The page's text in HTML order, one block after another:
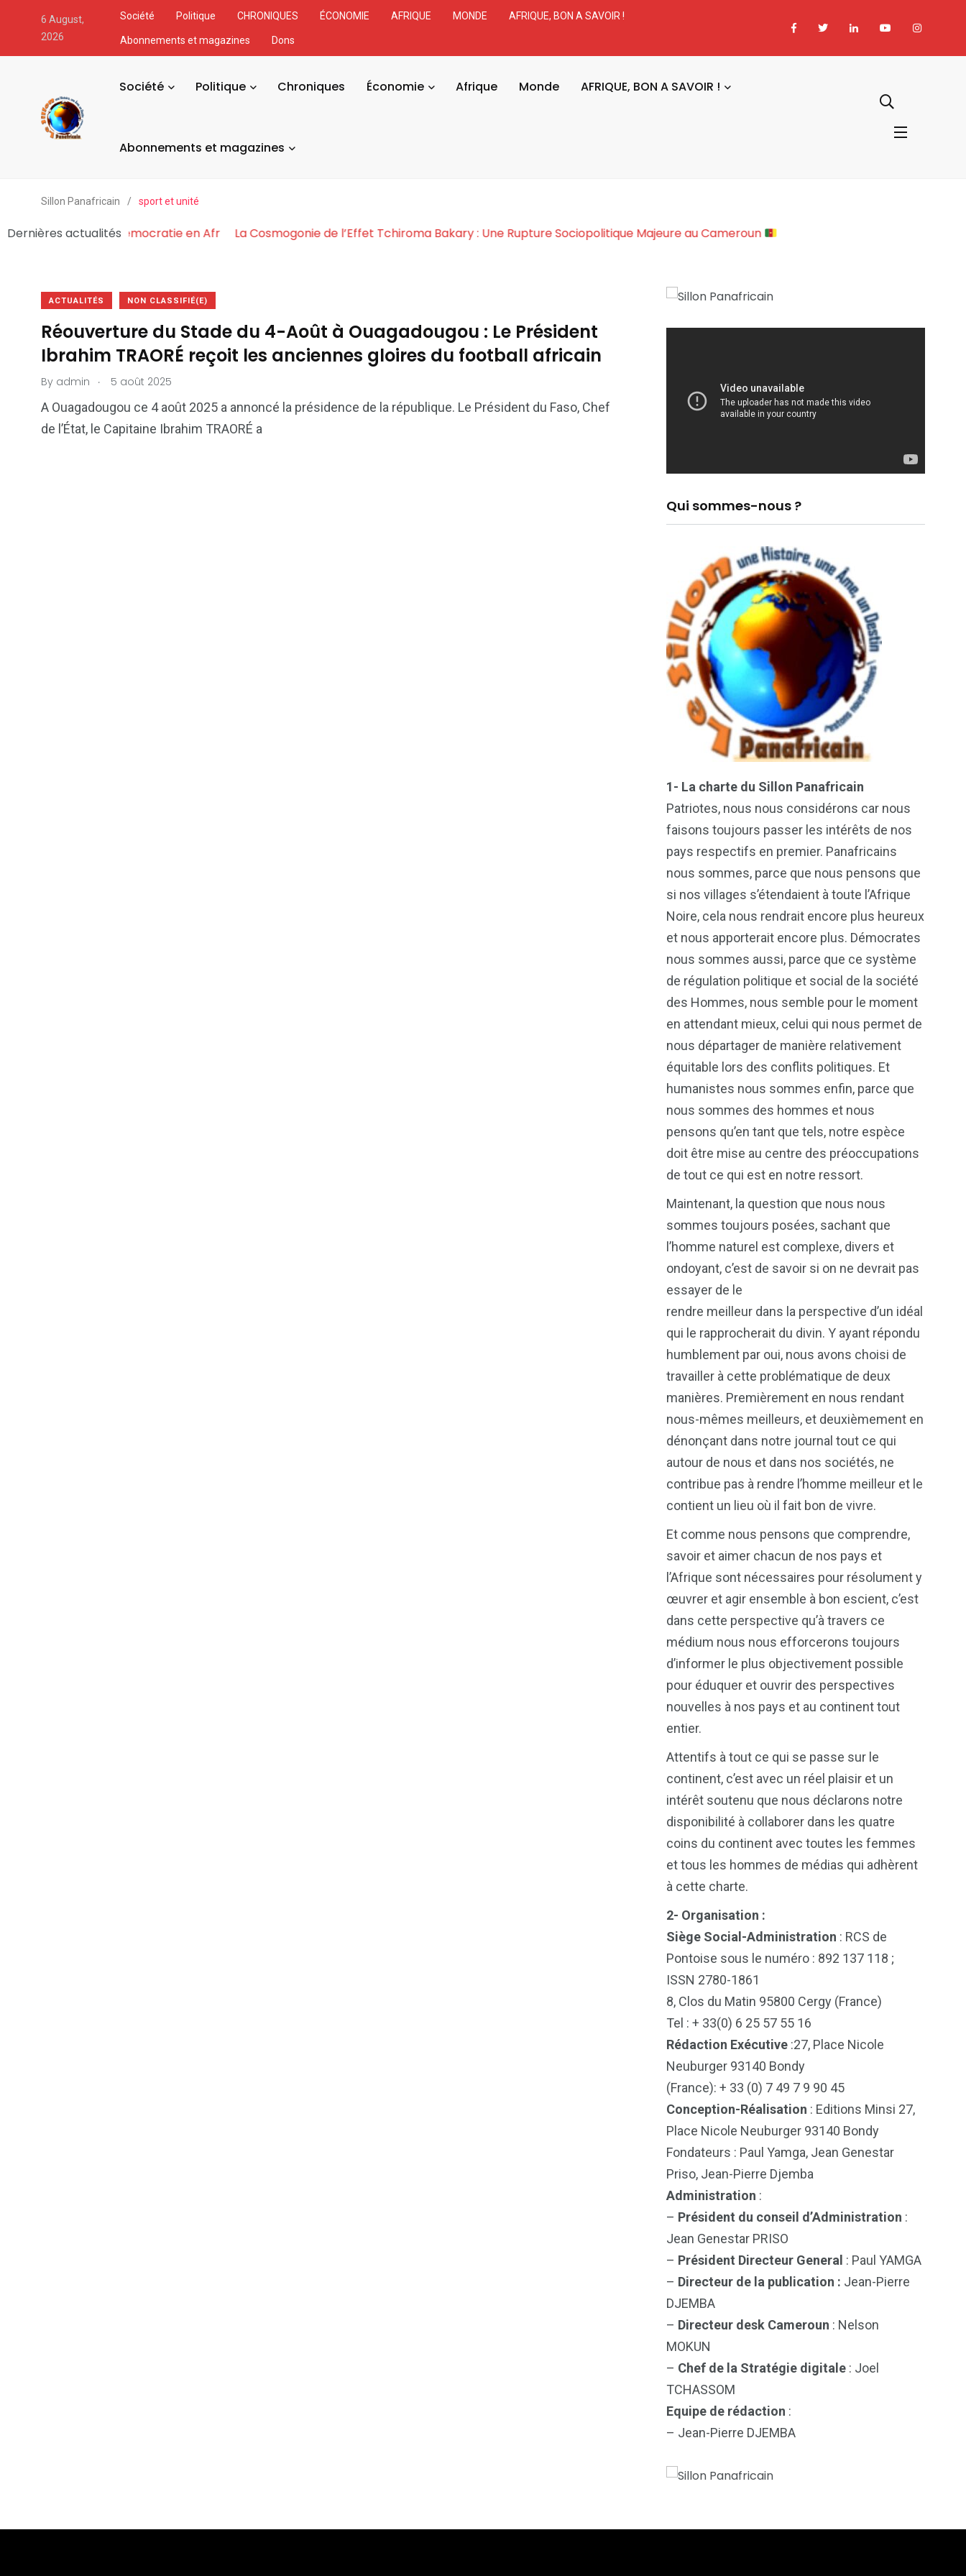
6 August,
2026
Société Politique CHRONIQUES ÉCONOMIE AFRIQUE MONDE AFRIQUE, BON A SAVOIR !
Abonnements et magazines Dons
Société Politique Chroniques Économie Afrique Monde AFRIQUE, BON A SAVOIR !
Abonnements et magazines
Sillon Panafricain / sport et unité
Dernières actualités
Pouvoir Fabrique et Asphyxie la Démocratie en Afr La Cosmogonie de l’Effet Tchiroma Bakary : Une Rupture Sociopolitique Majeure au Cameroun
ACTUALITÉS NON CLASSIFIÉ(E)
Réouverture du Stade du 4-Août à Ouagadougou : Le Président
Ibrahim TRAORÉ reçoit les anciennes gloires du football africain
By admin . 5 août 2025
A Ouagadougou ce 4 août 2025 a annoncé la présidence de la république. Le Président du Faso, Chef
de l’État, le Capitaine Ibrahim TRAORÉ a
Qui sommes-nous ?
1- La charte du Sillon Panafricain
Patriotes, nous nous considérons car nous
faisons toujours passer les intérêts de nos
pays respectifs en premier. Panafricains
nous sommes, parce que nous pensons que
si nos villages s’étendaient à toute l’Afrique
Noire, cela nous rendrait encore plus heureux
et nous apporterait encore plus. Démocrates
nous sommes aussi, parce que ce système
de régulation politique et social de la société
des Hommes, nous semble pour le moment
en attendant mieux, celui qui nous permet de
nous départager de manière relativement
équitable lors des conflits politiques. Et
humanistes nous sommes enfin, parce que
nous sommes des hommes et nous
pensons qu’en tant que tels, notre espèce
doit être mise au centre des préoccupations
de tout ce qui est en notre ressort.
Maintenant, la question que nous nous
sommes toujours posées, sachant que
l’homme naturel est complexe, divers et
ondoyant, c’est de savoir si on ne devrait pas
essayer de le
rendre meilleur dans la perspective d’un idéal
qui le rapprocherait du divin. Y ayant répondu
humblement par oui, nous avons choisi de
travailler à cette problématique de deux
manières. Premièrement en nous rendant
nous-mêmes meilleurs, et deuxièmement en
dénonçant dans notre journal tout ce qui
autour de nous et dans nos sociétés, ne
contribue pas à rendre l’homme meilleur et le
contient un lieu où il fait bon de vivre.
Et comme nous pensons que comprendre,
savoir et aimer chacun de nos pays et
l’Afrique sont nécessaires pour résolument y
œuvrer et agir ensemble à bon escient, c’est
dans cette perspective qu’à travers ce
médium nous nous efforcerons toujours
d’informer le plus objectivement possible
pour éduquer et ouvrir des perspectives
nouvelles à nos pays et au continent tout
entier.
Attentifs à tout ce qui se passe sur le
continent, c’est avec un réel plaisir et un
intérêt soutenu que nous déclarons notre
disponibilité à collaborer dans les quatre
coins du continent avec toutes les femmes
et tous les hommes de médias qui adhèrent
à cette charte.
2- Organisation :
Siège Social-Administration : RCS de
Pontoise sous le numéro : 892 137 118 ;
ISSN 2780-1861
8, Clos du Matin 95800 Cergy (France)
Tel : + 33(0) 6 25 57 55 16
Rédaction Exécutive :27, Place Nicole
Neuburger 93140 Bondy
(France): + 33 (0) 7 49 7 9 90 45
Conception-Réalisation : Editions Minsi 27,
Place Nicole Neuburger 93140 Bondy
Fondateurs : Paul Yamga, Jean Genestar
Priso, Jean-Pierre Djemba
Administration :
– Président du conseil d’Administration :
Jean Genestar PRISO
– Président Directeur General : Paul YAMGA
– Directeur de la publication : Jean-Pierre
DJEMBA
– Directeur desk Cameroun : Nelson
MOKUN
– Chef de la Stratégie digitale : Joel
TCHASSOM
Equipe de rédaction :
– Jean-Pierre DJEMBA